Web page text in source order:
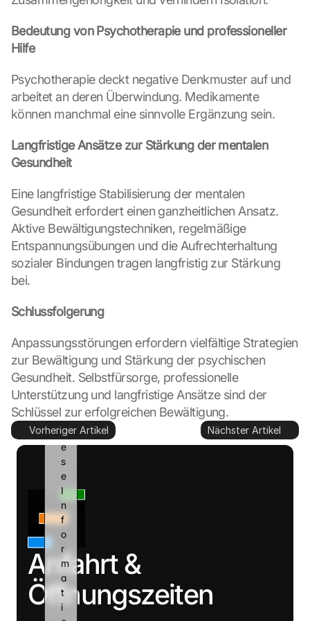
Bedeutung von Psychotherapie und professioneller
Hilfe
Psychotherapie deckt negative Denkmuster auf und
arbeitet an deren Überwindung. Medikamente
können manchmal eine sinnvolle Ergänzung sein.
Langfristige Ansätze zur Stärkung der mentalen
Gesundheit
Eine langfristige Stabilisierung der mentalen
Gesundheit erfordert einen ganzheitlichen Ansatz.
Aktive Bewältigungstechniken, regelmäßige
Entspannungsübungen und die Aufrechterhaltung
sozialer Bindungen tragen langfristig zur Stärkung
bei.
Schlussfolgerung
Anpassungsstörungen erfordern vielfältige Strategien
zur Bewältigung und Stärkung der psychischen
Gesundheit. Selbstfürsorge, professionelle
Unterstützung und langfristige Ansätze sind der
Schlüssel zur erfolgreichen Bewältigung.
Vorheriger Artikel Nächster Artikel
Anfahrt &
Öffnungszeiten
d
o
k
i
s
g
e
e
t
z
t
.
g
e
k
a
n
d
i
e
s
e
I
n
f
o
r
m
a
t
i